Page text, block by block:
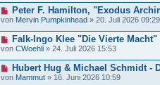
Peter F. Hamilton, "Exodus
von Mervin Pumpkinhead » 20. Juli 2026 09:29
Falk-Ingo Klee "Die Vierte Macht"
von CWoehli » 24. Juli 2026 15:53
Hubert Hug & Michael Schmidt -
von Mammut » 16. Juni 2026 10:59